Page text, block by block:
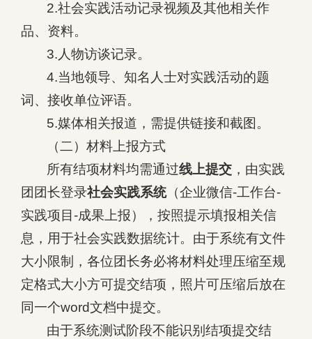
2.社会实践活动记录视频及其他相关作
品、资料。
3.人物访谈记录。
4.当地领导、知名人士对实践活动的题
词、接收单位评语。
5.媒体相关报道，需提供链接和截图。
（二）材料上报方式
所有结项材料均需通过线上提交 ，由实践
团团长登录社会实践系统（企业微信-工作台-
实践项目-成果上报），按照提示填报相关信
息，用于社会实践数据统计。由于系统有文件
大小限制，各位团长务必将材料处理压缩至规
定格式大小方可提交结项，照片可压缩后放在
同一个word文档中提交。
由于系统测试阶段不能识别结项提交结